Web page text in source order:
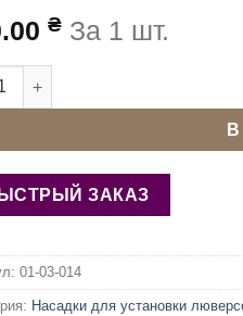
₴ За 1 шт.
товара Матрица
ЗАКАЗ
01-03-014
Насадки для установки